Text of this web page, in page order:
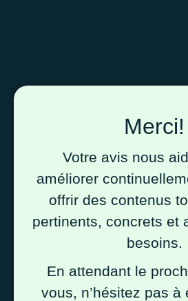
Merci!
Votre avis nous
améliorer
offrir des contenus
pertinents, concrets et
besoins.
En attendant le
vous, n’hésitez pas à